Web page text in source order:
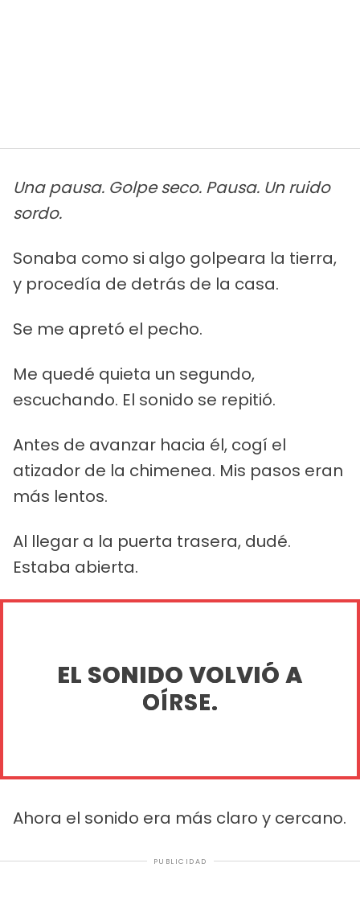
Una pausa. Golpe seco. Pausa. Un ruido
sordo.
Sonaba como si algo golpeara la tierra,
y procedía de detrás de la casa.
Se me apretó el pecho.
Me quedé quieta un segundo,
escuchando. El sonido se repitió.
Antes de avanzar hacia él, cogí el
atizador de la chimenea. Mis pasos eran
más lentos.
Al llegar a la puerta trasera, dudé.
Estaba abierta.
EL SONIDO VOLVIÓ A
OÍRSE.
Ahora el sonido era más claro y cercano.
PUBLICIDAD